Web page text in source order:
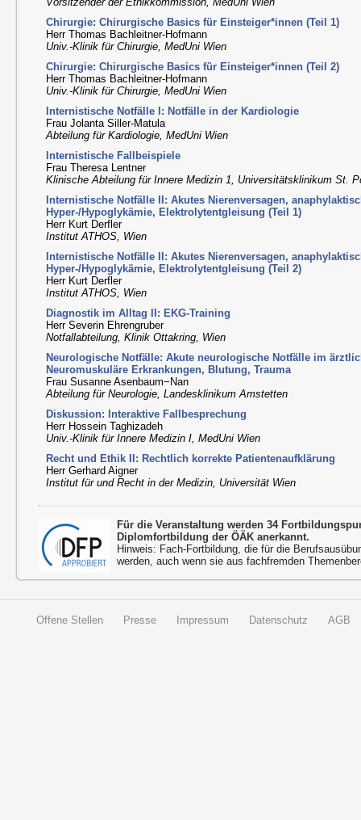
Chirurgie: Chirurgische Basics für Einsteiger*innen (Teil 1)
Herr Thomas Bachleitner-Hofmann
Univ.-Klinik für Chirurgie, MedUni Wien
Chirurgie: Chirurgische Basics für Einsteiger*innen (Teil 2)
Herr Thomas Bachleitner-Hofmann
Univ.-Klinik für Chirurgie, MedUni Wien
Internistische Notfälle I: Notfälle in der Kardiologie
Frau Jolanta Siller-Matula
Abteilung für Kardiologie, MedUni Wien
Internistische Fallbeispiele
Frau Theresa Lentner
Klinische Abteilung für Innere Medizin 1, Universitätsklinikum St.
Internistische Notfälle II: Akutes Nierenversagen,
Hyper-/Hypoglykämie, Elektrolytentgleisung (Teil 1)
Herr Kurt Derfler
Institut ATHOS, Wien
Internistische Notfälle II: Akutes Nierenversagen,
Hyper-/Hypoglykämie, Elektrolytentgleisung (Teil 2)
Herr Kurt Derfler
Institut ATHOS, Wien
Diagnostik im Alltag II: EKG-Training
Herr Severin Ehrengruber
Notfallabteilung, Klinik Ottakring, Wien
Neurologische Notfälle: Akute neurologische Notfälle im
Neuromuskuläre Erkrankungen, Blutung, Trauma
Frau Susanne Asenbaum−Nan
Abteilung für Neurologie, Landesklinikum Amstetten
Diskussion: Interaktive Fallbesprechung
Herr Hossein Taghizadeh
Univ.-Klinik für Innere Medizin I, MedUni Wien
Recht und Ethik II: Rechtlich korrekte Patientenaufklärung
Herr Gerhard Aigner
Institut für und Recht in der Medizin, Universität Wien
Für die Veranstaltung werden 34
Diplomfortbildung der ÖÄK anerkannt.
Hinweis: Fach-Fortbildung, die für die
werden, auch wenn sie aus fachfremden
Offene Stellen Presse Impressum Datenschutz AGB